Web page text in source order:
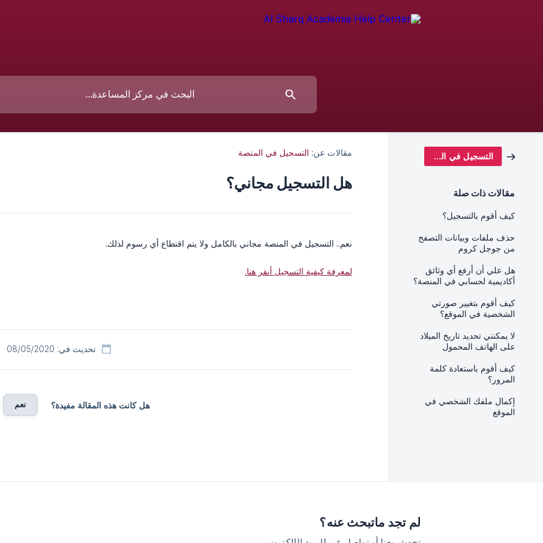
التسجيل في المنصة
مقالات ذات صلة
كيف أقوم بالتسجيل؟
حذف ملفات وبيانات التصفح
من جوجل كروم
هل علي أن أرفع أي وثائق
أكاديمية لحسابي في المنصة؟
كيف أقوم بتغيير صورتي
الشخصية في الموقع؟
لا يمكنني تحديد تاريخ الميلاد
على الهاتف المحمول
كيف أقوم باستعادة كلمة
المرور؟
إكمال ملفك الشخصي في
الموقع
مقالات عن: التسجيل في المنصة
هل التسجيل مجاني؟
نعم.. التسجيل في المنصة مجاني بالكامل ولا يتم اقتطاع أي رسوم لذلك.
لمعرفة كيفية التسجيل أنقر هنا.
تحديث في: 08/05/2020
هل كانت هذه المقالة مفيدة؟ نعم
لم تجد ماتبحث عنه؟